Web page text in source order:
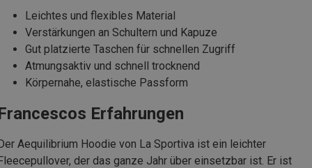
Leichtes und flexibles Material
Verstärkungen an Schultern und Kapuze
Gut platzierte Taschen für schnellen Zugriff
Atmungsaktiv und schnell trocknend
Körpernahe, elastische Passform
Erfahrungen
Aequilibrium Hoodie von La Sportiva ist ein leichter
der das ganze Jahr über einsetzbar ist. Er ist